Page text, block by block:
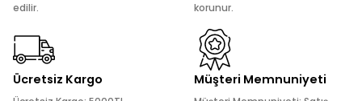
Ürün fiyatı diğer sitelerden daha pahalı.
Bu ürüne benzer farklı alternatifler olmalı.
edilir.
korunur.
Ücretsiz Kargo Müşteri Memnuniyeti